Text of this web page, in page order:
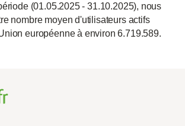
(01.05.2025 - 31.10.2025), nous
nombre moyen d'utilisateurs actifs
européenne à environ 6.719.589.